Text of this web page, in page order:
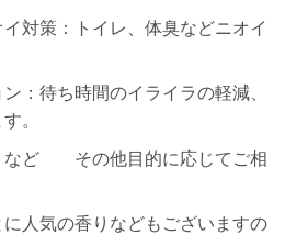
対策：トイレ、体臭などニオイ
：待ち時間のイライラの軽減、
。
など その他目的に応じてご相
人気の香りなどもございますの